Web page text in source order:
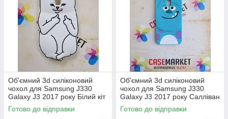
Об'ємний 3d силіконовий
чохол для Samsung J330
Galaxy J3 2017 року Білий кіт
Готово до відправки
Об'ємний 3d силіконовий
чохол для Samsung J330
Galaxy J3 2017 року Салліван
Корпорація Монстрів
Готово до відправки